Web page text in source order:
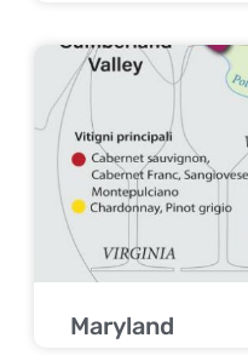
Maryland